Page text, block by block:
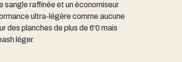
sangle raffinée et un économiseur
ultra-légère comme aucune
des planches de plus de 6'0 mais
léger.